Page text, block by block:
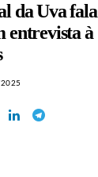
da Uva fala
entrevista à